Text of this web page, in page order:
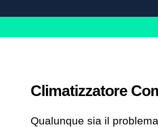
Climatizzatore
Qualunque sia il